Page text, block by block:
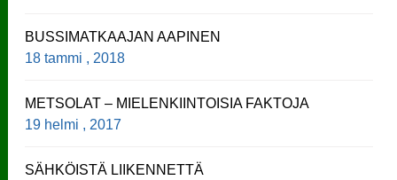
BUSSIMATKAAJAN AAPINEN
18 tammi , 2018
METSOLAT – MIELENKIINTOISIA FAKTOJA
19 helmi , 2017
SÄHKÖISTÄ LIIKENNETTÄ